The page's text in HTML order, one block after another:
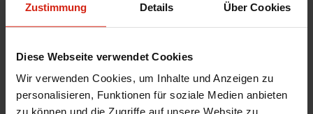
Zustimmung Details Über Cookies
Diese Webseite verwendet Cookies
Wir verwenden Cookies, um Inhalte und Anzeigen zu
personalisieren, Funktionen für soziale Medien anbieten
zu können und die Zugriffe auf unsere Website zu
Informationen
Farbe
Schwarz
Material
Aluminium
Universal
Ja